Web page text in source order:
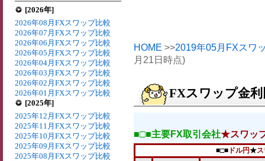
[2026年]
2026年08月FXスワップ比較
2026年07月FXスワップ比較
2026年06月FXスワップ比較
2026年05月FXスワップ比較
2026年04月FXスワップ比較
2026年03月FXスワップ比較
2026年02月FXスワップ比較
2026年01月FXスワップ比較
[2025年]
2025年12月FXスワップ比較
2025年11月FXスワップ比較
2025年10月FXスワップ比較
2025年09月FXスワップ比較
2025年08月FXスワップ比較
HOME >>2019年05月FXスワ
月21日時点)
FXスワップ金利
■□■主要FX取引会社★スワッ
■□■ ドル円★